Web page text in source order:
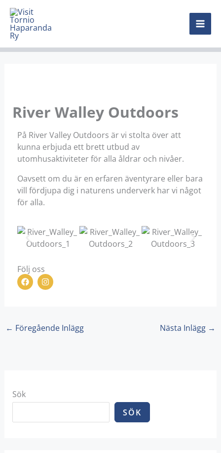
Hoppa
innehåll
River Walley Outdoors
På River Valley Outdoors är vi stolta över att
kunna erbjuda ett brett utbud av
utomhusaktiviteter för alla åldrar och nivåer.
Oavsett om du är en erfaren äventyrare eller bara
vill fördjupa dig i naturens underverk har vi något
för alla.
Följ oss
F
a
c
o
k
I
n
s
r
a
← Föregående Inlägg Nästa Inlägg →
Sök
SÖK